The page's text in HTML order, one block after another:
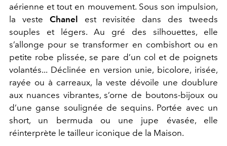
aérienne et tout en mouvement. Sous son impulsion,
la veste Chanel
est revisitée dans des tweeds
souples et légers. Au gré des silhouettes, elle
s’allonge pour se transformer en combishort ou en
petite robe plissée, se pare d’un col et de poignets
volantés... Déclinée en version unie, bicolore, irisée,
rayée ou à carreaux, la veste dévoile une doublure
aux nuances vibrantes, s’orne de boutons-bijoux ou
d’une ganse soulignée de sequins. Portée avec un
short, un bermuda ou une jupe évasée, elle
réinterprète le tailleur iconique de la Maison.